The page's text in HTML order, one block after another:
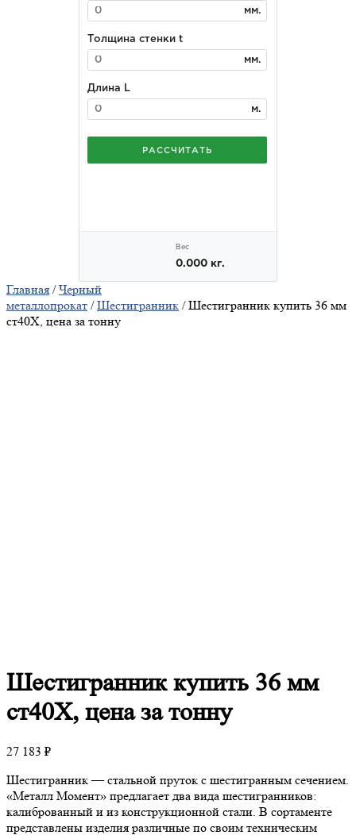
Главная /Черный
металлопрокат /Шестигранник / Шестигранник купить 36 мм
ст40Х, цена за тонну
Шестигранниккупить 36 мм
ст40Х, цена за тонну
27 183 ₽
Шестигранник — стальной пруток с шестигранным сечением.
«Металл Момент» предлагает два вида шестигранников:
калиброванный и из конструкционной стали. В сортаменте
представлены изделия различные по своим техническим